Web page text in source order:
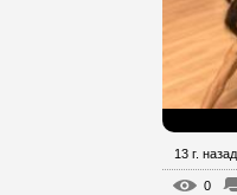
13 г. назад
0